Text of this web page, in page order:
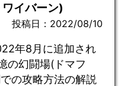
イバーン)
投稿日：2022/08/10
年8月に追加され
の幻闘場(ドマフ
の攻略方法の解説